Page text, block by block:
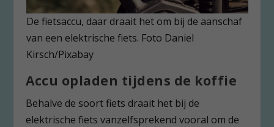
De fietsaccu, daar draait het om bij de aanschaf
van een elektrische fiets. Foto Daniel
Kirsch/Pixabay
Accu opladen tijdens de koffie
Behalve de soort fiets draait het bij de
elektrische fiets vanzelfsprekend vooral om de